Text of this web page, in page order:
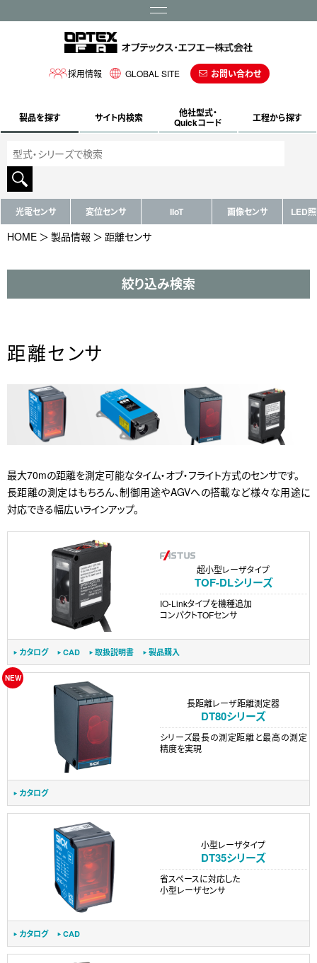
採用情報 GLOBAL SITE お問い合わせ
製品を探す サイト内検索 他社型式・
Quickコード 工程から探す
光電センサ 変位センサ IIoT 画像センサ LED照
HOME 製品情報 距離センサ
絞り込み検索
距離センサ
最大70mの距離を測定可能なタイム・オブ・フライト方式のセンサです。
長距離の測定はもちろん、制御用途やAGVへの搭載など様々な用途に
対応できる幅広いラインアップ。
超小型レーザタイプ
TOF-DLシリーズ
IO-Linkタイプを機種追加
コンパクトTOFセンサ
カタログ CAD 取扱説明書 製品購入
長距離レーザ距離測定器
DT80シリーズ
シリーズ最長の測定距離と最高の測定
精度を実現
カタログ
小型レーザタイプ
DT35シリーズ
省スペースに対応した
小型レーザセンサ
カタログ CAD